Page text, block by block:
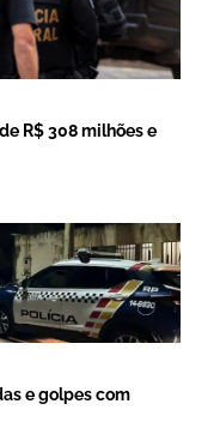
R$ 308 milhões e
e golpes com